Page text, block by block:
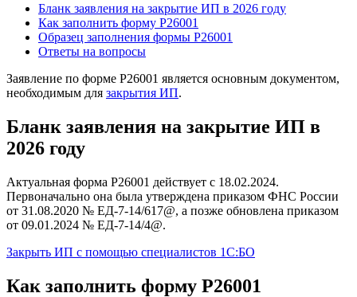
Бланк заявления на закрытие ИП в 2026 году
Как заполнить форму Р26001
Образец заполнения формы Р26001
Ответы на вопросы
Заявление по форме Р26001 является основным документом,
необходимым для закрытия ИП.
Бланк заявления на закрытие ИП в
2026 году
Актуальная форма Р26001 действует с 18.02.2024.
Первоначально она была утверждена приказом ФНС России
от 31.08.2020 № ЕД-7-14/617@, а позже обновлена приказом
от 09.01.2024 № ЕД-7-14/4@.
Закрыть ИП c помощью специалистов 1С:БО
Как заполнить форму Р26001